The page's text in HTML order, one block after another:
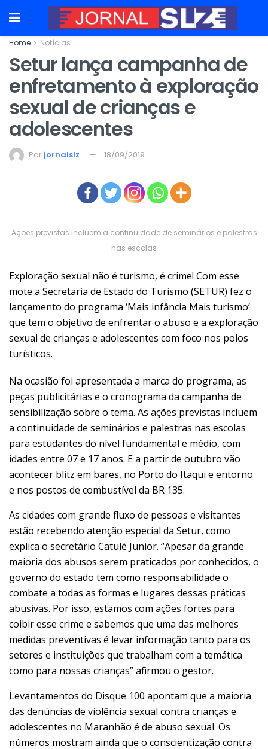
Home Notícias
Setur lança campanha de
enfretamento à exploração
sexual de crianças e
adolescentes
Por jornalslz 18/09/2019
Ações previstas incluem a continuidade de seminários e palestras
nas escolas
Exploração sexual não é turismo, é crime! Com esse
mote a Secretaria de Estado do Turismo (SETUR) fez o
lançamento do programa ‘Mais infância Mais turismo’
que tem o objetivo de enfrentar o abuso e a exploração
sexual de crianças e adolescentes com foco nos polos
turísticos.
Na ocasião foi apresentada a marca do programa, as
peças publicitárias e o cronograma da campanha de
sensibilização sobre o tema. As ações previstas incluem
a continuidade de seminários e palestras nas escolas
para estudantes do nível fundamental e médio, com
idades entre 07 e 17 anos. E a partir de outubro vão
acontecer blitz em bares, no Porto do Itaqui e entorno
e nos postos de combustível da BR 135.
As cidades com grande fluxo de pessoas e visitantes
estão recebendo atenção especial da Setur, como
explica o secretário Catulé Junior. “Apesar da grande
maioria dos abusos serem praticados por conhecidos, o
governo do estado tem como responsabilidade o
combate a todas as formas e lugares dessas práticas
abusivas. Por isso, estamos com ações fortes para
coibir esse crime e sabemos que uma das melhores
medidas preventivas é levar informação tanto para os
setores e instituições que trabalham com a temática
como para nossas crianças” afirmou o gestor.
Levantamentos do Disque 100 apontam que a maioria
das denúncias de violência sexual contra crianças e
adolescentes no Maranhão é de abuso sexual. Os
números mostram ainda que o conscientização contra